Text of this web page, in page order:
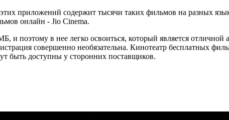
приложений содержит тысячи таких фильмов на разных
онлайн - Jio Cinema.
и поэтому в нее легко освоиться, который является
совершенно необязательна. Кинотеатр бесплатных
быть доступны у сторонних поставщиков.